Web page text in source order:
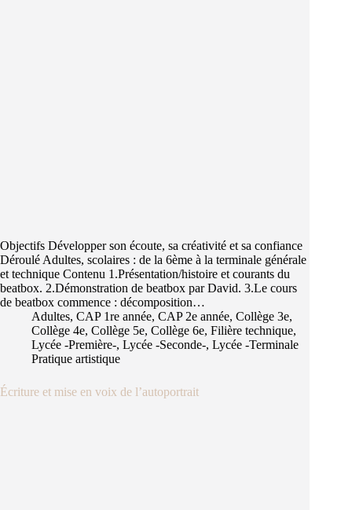
Objectifs Développer son écoute, sa créativité et sa confiance
Déroulé Adultes, scolaires : de la 6ème à la terminale générale
et technique Contenu 1.Présentation/histoire et courants du
beatbox. 2.Démonstration de beatbox par David. 3.Le cours
de beatbox commence : décomposition…
Adultes, CAP 1re année, CAP 2e année, Collège 3e,
Collège 4e, Collège 5e, Collège 6e, Filière technique,
Lycée -Première-, Lycée -Seconde-, Lycée -Terminale
Pratique artistique
Écriture et mise en voix de l’autoportrait